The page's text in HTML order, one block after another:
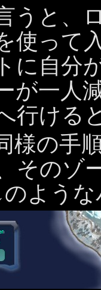
うと、
使って
に自分
が一人
行ける
様の手
そのゾ
のよう